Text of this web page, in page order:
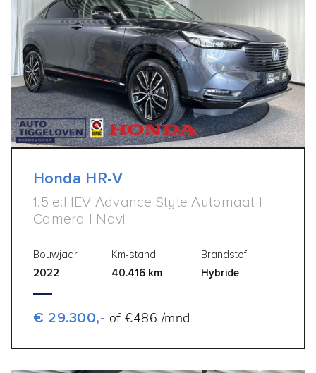
Honda HR-V
1.5 e:HEV Advance Style Automaat |
Camera | Navi
Bouwjaar
2022
Km-stand
40.416 km
Brandstof
Hybride
€ 29.300,- of €486 /mnd